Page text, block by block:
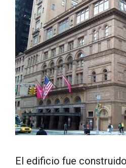
El edificio fue